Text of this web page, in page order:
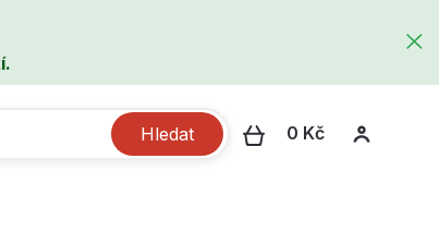
Hledat 0 Kč